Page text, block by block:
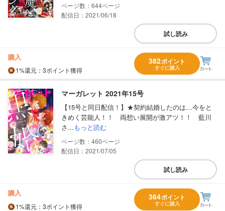
644
配信日：2021/06/18
試し読み
購入
1%還元 ：3ポイント獲得
382ポイント
すぐに購入
マーガレット 2021年15号
【15号と同日配信！】★契約結婚したのは…今をと
きめく芸能人！！ 両想い展開が激アツ！！ 藍川
さ...もっと読む
460
配信日：2021/07/05
試し読み
購入
1%還元 ：3ポイント獲得
364ポイント
すぐに購入